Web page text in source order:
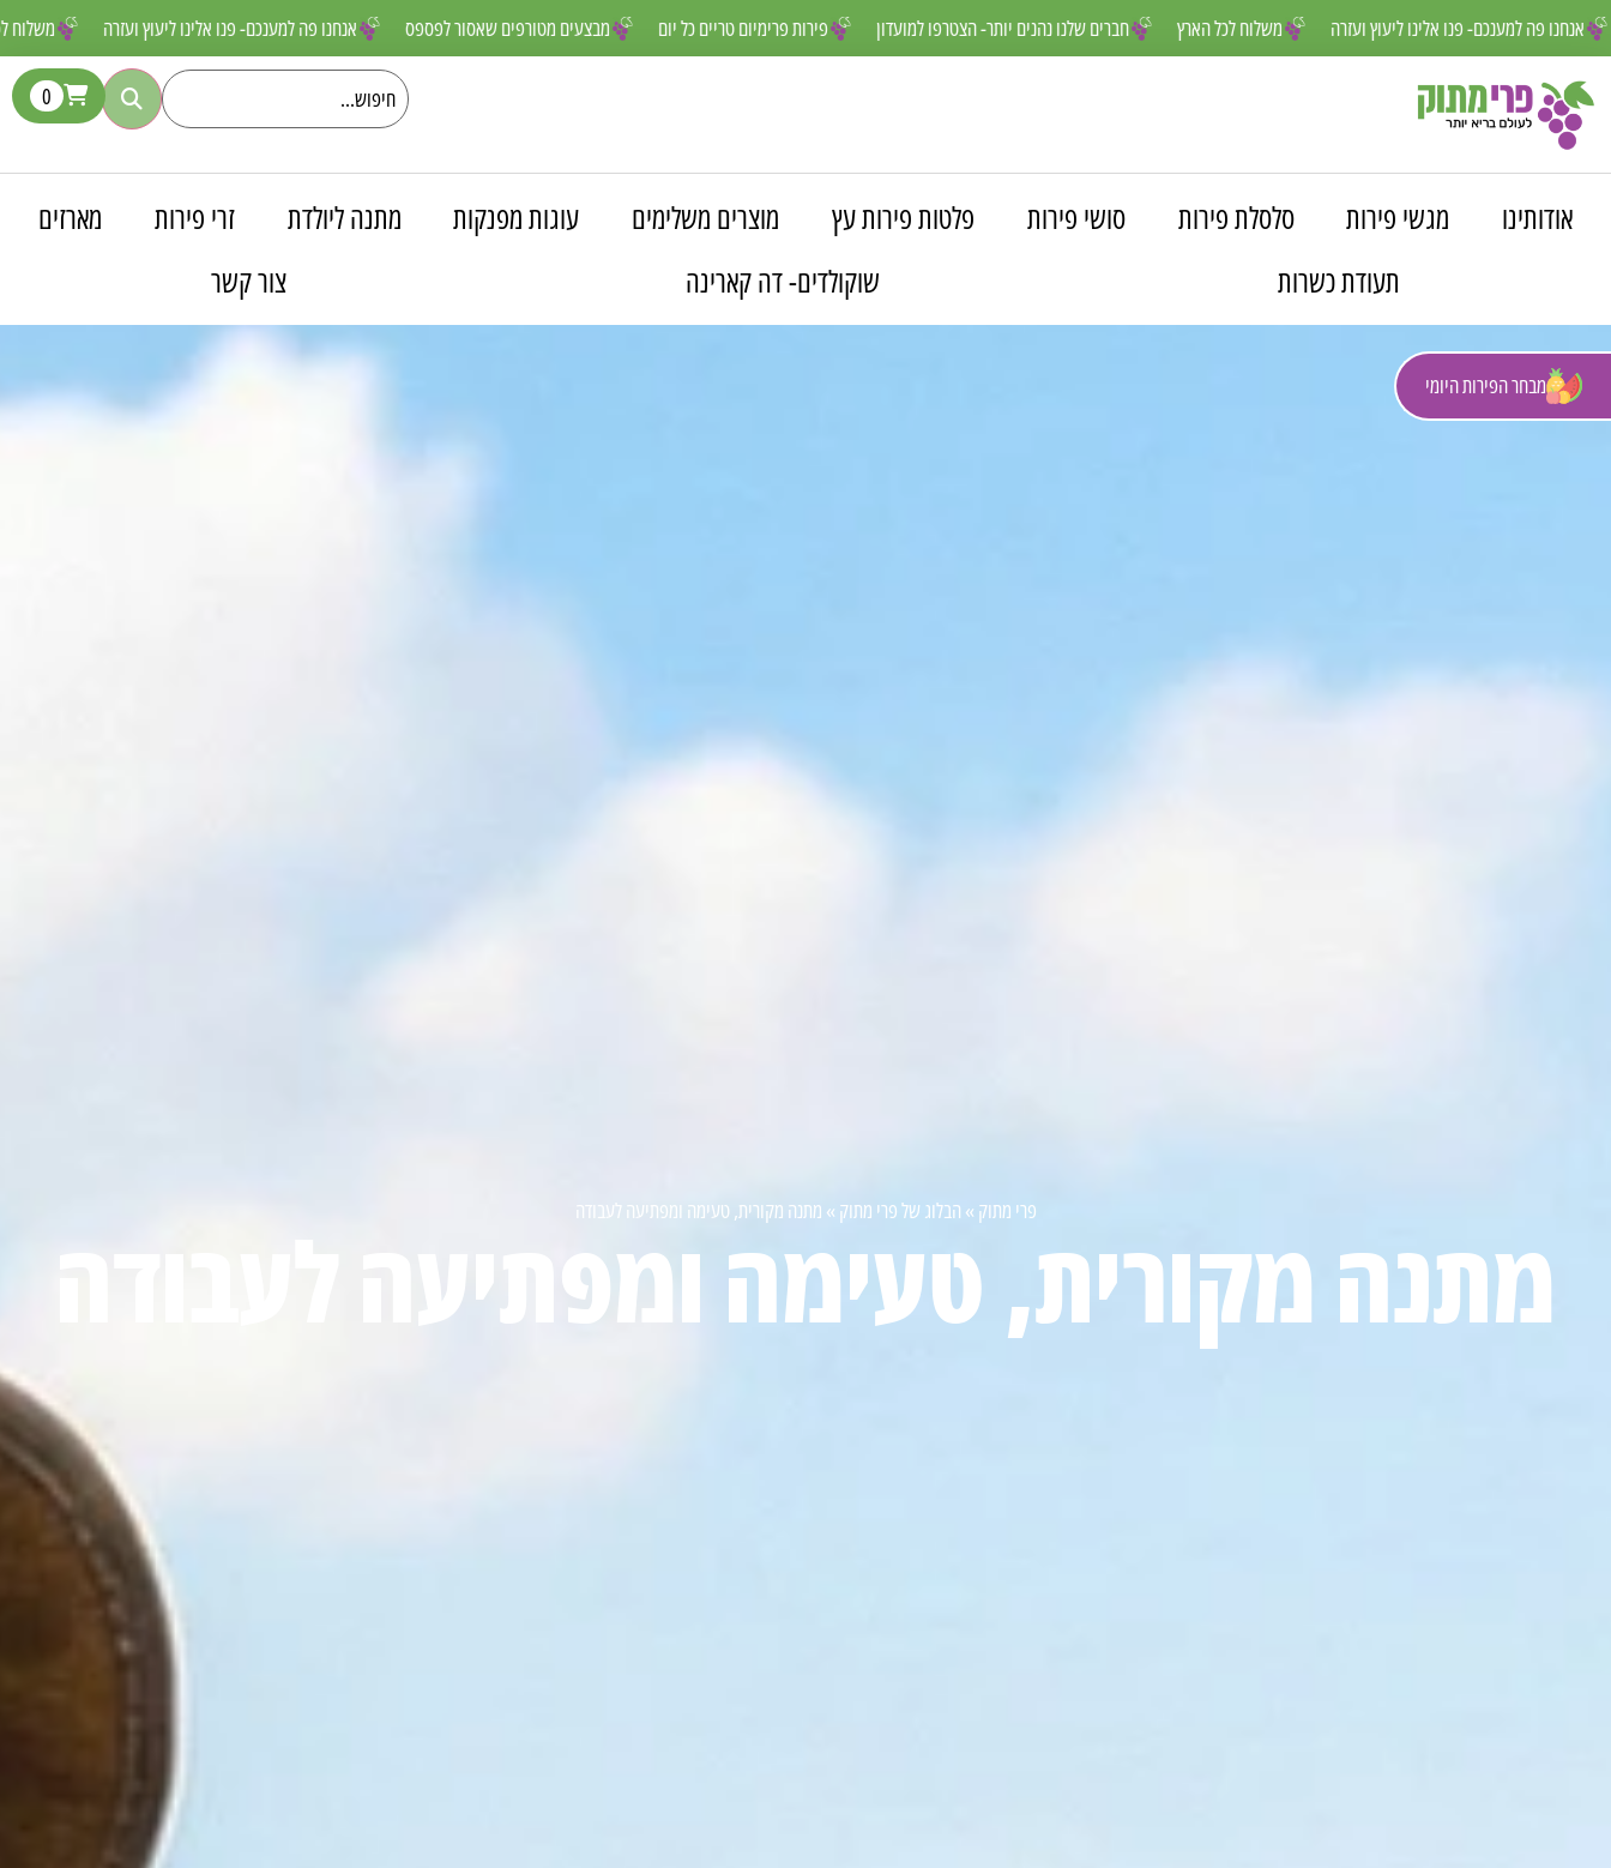
אנחנו פה למענכם- פנו אלינו ליעוץ ועזרה מבצעים מטורפים שאסור לפספס פירות פרימיום טריים כל יום חברים שלנו נהנים יותר- הצטרפו למועדון משלוח לכל הארץ אנחנו פה למענכם- פנו אלינו ליעוץ ועזרה
מבחר הפירות היומי
0
אודותינו מגשי פירות סלסלת פירות סושי פירות פלטות פירות עץ מוצרים משלימים עוגות מפנקות מתנה ליולדת זרי פירות
מארזים
תעודת כשרות
שוקולדים- דה קארינה צור קשר
פרי מתוק » הבלוג של פרי מתוק » מתנה מקורית, טעימה ומפתיעה לעבודה
מתנה מקורית, טעימה ומפתיעה לעבודה